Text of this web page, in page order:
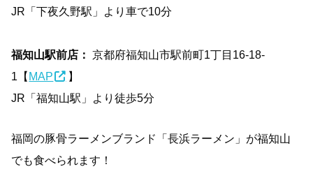
JR「下夜久野駅」より車で10分
福知山駅前店：京都府福知山市駅前町1丁目16-18-
1【 MAP
】
JR「福知山駅」より徒歩5分
福岡の豚骨ラーメンブランド「長浜ラーメン」が福知山
でも食べられます！